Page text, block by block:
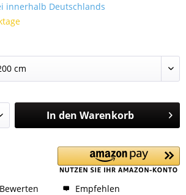
innerhalb Deutschlands
In den Warenkorb
Bewerten Empfehlen